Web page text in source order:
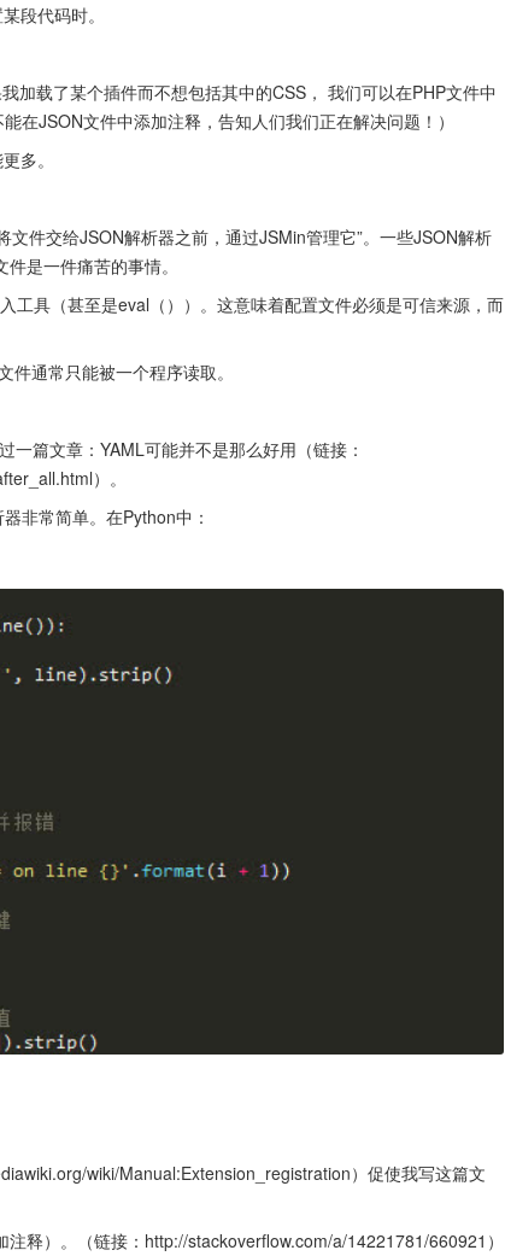
段代码时。
加载了某个插件而不想包括其中的CSS， 我们可以在PHP文件中
在JSON文件中添加注释，告知人们我们正在解决问题！）
多。
件交给JSON解析器之前，通过JSMin管理它”。一些JSON解析
是一件痛苦的事情。
具（甚至是eval（））。这意味着配置文件必须是可信来源，而
通常只能被一个程序读取。
篇文章：YAML可能并不是那么好用（链接：
）。
非常简单。在Python中：
wiki/Manual:Extension_registration）促使我写这篇文
释）。（链接：http://stackoverflow.com/a/14221781/660921）